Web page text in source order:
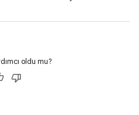
oldu mu?